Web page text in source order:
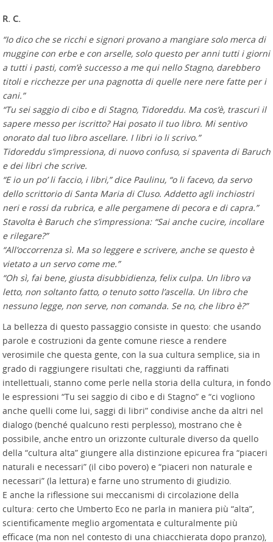
R. C.
“Io dico che se ricchi e signori provano a mangiare solo merca di
muggine con erbe e con arselle, solo questo per anni tutti i giorni
a tutti i pasti, com’è successo a me qui nello Stagno, darebbero
titoli e ricchezze per una pagnotta di quelle nere nere fatte per i
cani.”
“Tu sei saggio di cibo e di Stagno, Tidoreddu. Ma cos’è, trascuri il
sapere messo per iscritto? Hai posato il tuo libro. Mi sentivo
onorato dal tuo libro ascellare. I libri io li scrivo.”
Tidoreddu s’impressiona, di nuovo confuso, si spaventa di Baruch
e dei libri che scrive.
“E io un po’ li faccio, i libri,” dice Paulinu, “o li facevo, da servo
dello scrittorio di Santa Maria di Cluso. Addetto agli inchiostri
neri e rossi da rubrica, e alle pergamene di pecora e di capra.”
Stavolta è Baruch che s’impressiona: “Sai anche cucire, incollare
e rilegare?”
“All’occorrenza sì. Ma so leggere e scrivere, anche se questo è
vietato a un servo come me.”
“Oh sì, fai bene, giusta disubbidienza, felix culpa. Un libro va
letto, non soltanto fatto, o tenuto sotto l’ascella. Un libro che
nessuno legge, non serve, non comanda. Se no, che libro è?”
La bellezza di questo passaggio consiste in questo: che usando
parole e costruzioni da gente comune riesce a rendere
verosimile che questa gente, con la sua cultura semplice, sia in
grado di raggiungere risultati che, raggiunti da raffinati
intellettuali, stanno come perle nella storia della cultura, in fondo
le espressioni “Tu sei saggio di cibo e di Stagno” e “ci vogliono
anche quelli come lui, saggi di libri” condivise anche da altri nel
dialogo (benché qualcuno resti perplesso), mostrano che è
possibile, anche entro un orizzonte culturale diverso da quello
della “cultura alta” giungere alla distinzione epicurea fra “piaceri
naturali e necessari” (il cibo povero) e “piaceri non naturale e
necessari” (la lettura) e farne uno strumento di giudizio.
E anche la riflessione sui meccanismi di circolazione della
cultura: certo che Umberto Eco ne parla in maniera più “alta”,
scientificamente meglio argomentata e culturalmente più
efficace (ma non nel contesto di una chiacchierata dopo pranzo),